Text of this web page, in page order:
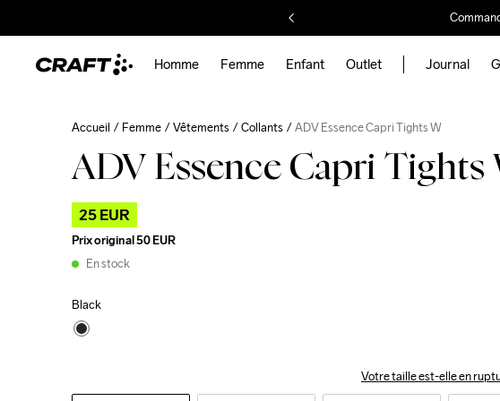
Homme Femme Enfant Outlet Journal
Accueil Femme Vêtements Collants ADV Essence Capri Tights W
ADV Essence Capri Tights
25 EUR
Prix original50 EUR
En stock
Black
Votre taille est-elle en